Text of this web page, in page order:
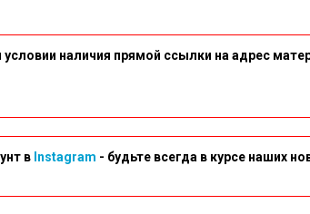
наличия прямой ссылки на адрес
в Instagram - будьте всегда в курсе наших